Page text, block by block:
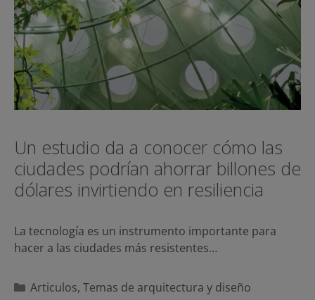
Un estudio da a conocer cómo las
ciudades podrían ahorrar billones de
dólares invirtiendo en resiliencia
La tecnología es un instrumento importante para
hacer a las ciudades más resistentes…
Categorías
Articulos, Temas de arquitectura y diseño